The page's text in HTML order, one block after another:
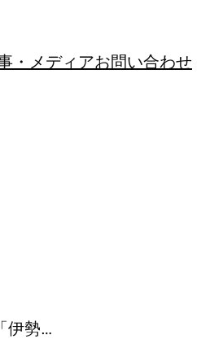
・メディアお問い合わせ
伊勢…